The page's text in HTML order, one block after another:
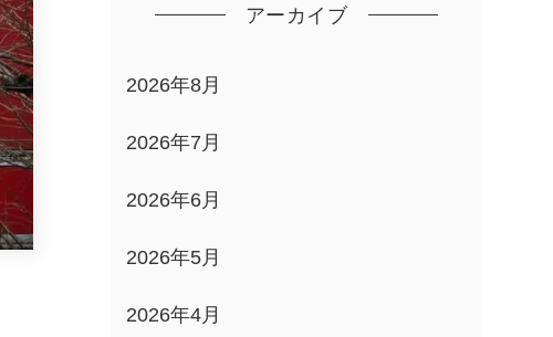
アーカイブ
2026年8月
2026年7月
2026年6月
2026年5月
2026年4月